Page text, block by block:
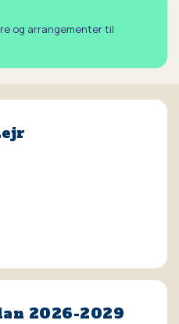
og arrangementer til
2026-2029